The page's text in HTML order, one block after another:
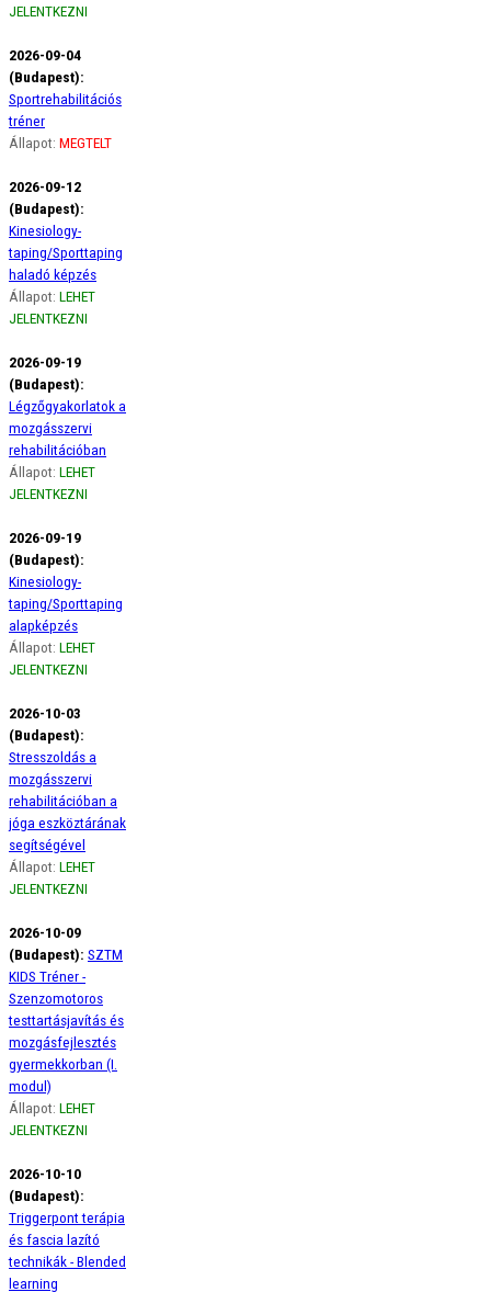
JELENTKEZNI
2026-09-04
(Budapest):
Sportrehabilitációs
tréner
Állapot: MEGTELT
2026-09-12
(Budapest):
Kinesiology-
taping/Sporttaping
haladó képzés
Állapot: LEHET
JELENTKEZNI
2026-09-19
(Budapest):
Légzőgyakorlatok a
mozgásszervi
rehabilitációban
Állapot: LEHET
JELENTKEZNI
2026-09-19
(Budapest):
Kinesiology-
taping/Sporttaping
alapképzés
Állapot: LEHET
JELENTKEZNI
2026-10-03
(Budapest):
Stresszoldás a
mozgásszervi
rehabilitációban a
jóga eszköztárának
segítségével
Állapot: LEHET
JELENTKEZNI
2026-10-09
(Budapest): SZTM
KIDS Tréner -
Szenzomotoros
testtartásjavítás és
mozgásfejlesztés
gyermekkorban (I.
modul)
Állapot: LEHET
JELENTKEZNI
2026-10-10
(Budapest):
Triggerpont terápia
és fascia lazító
technikák - Blended
learning